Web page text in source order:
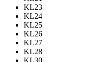
KL23
KL24
KL25
KL26
KL27
KL28